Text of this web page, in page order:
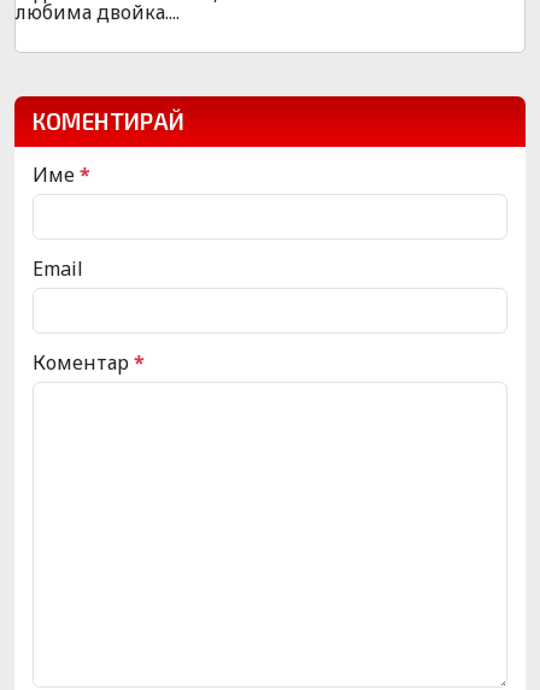
любима двойка....
КОМЕНТИРАЙ
Име*
Email
Коментар*